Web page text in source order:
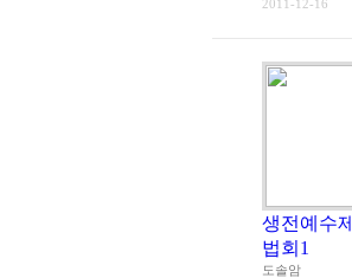
2011-12-16
생전예수
법회1
도솔암